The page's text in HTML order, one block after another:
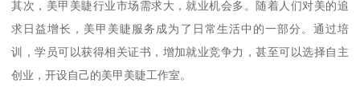
其次，美甲美睫行业市场需求大，就业机会多。随着人们对美的追
求日益增长，美甲美睫服务成为了日常生活中的一部分。通过培
训，学员可以获得相关证书，增加就业竞争力，甚至可以选择自主
创业，开设自己的美甲美睫工作室。